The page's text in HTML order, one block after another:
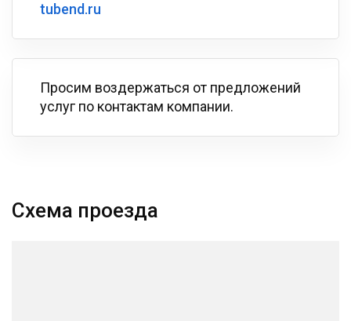
tubend.ru
Просим воздержаться от предложений
услуг по контактам компании.
Схема проезда